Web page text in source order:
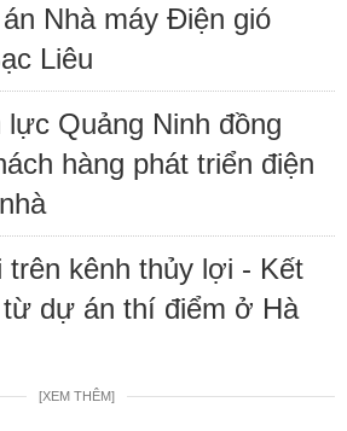
Nhà máy Điện gió
Liêu
Quảng Ninh đồng
hàng phát triển điện
kênh thủy lợi - Kết
dự án thí điểm ở Hà
[XEM THÊM]